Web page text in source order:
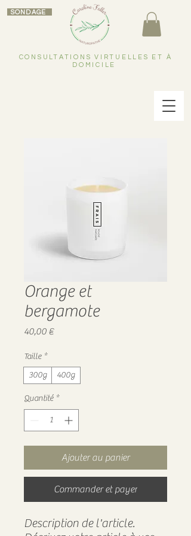
CONSULTATIONS VIRTUELLES ET À
DOMICILE
SONDAGE
Orange et
bergamote
40,00 €Prix
Taille *
300g
400g
Quantité *
Ajouter au panier
Commander et payer
Description de l'article.